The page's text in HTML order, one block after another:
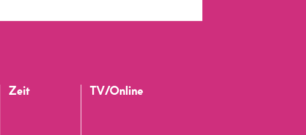
Zeit TV/Online